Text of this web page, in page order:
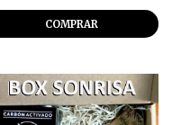
COMPRAR